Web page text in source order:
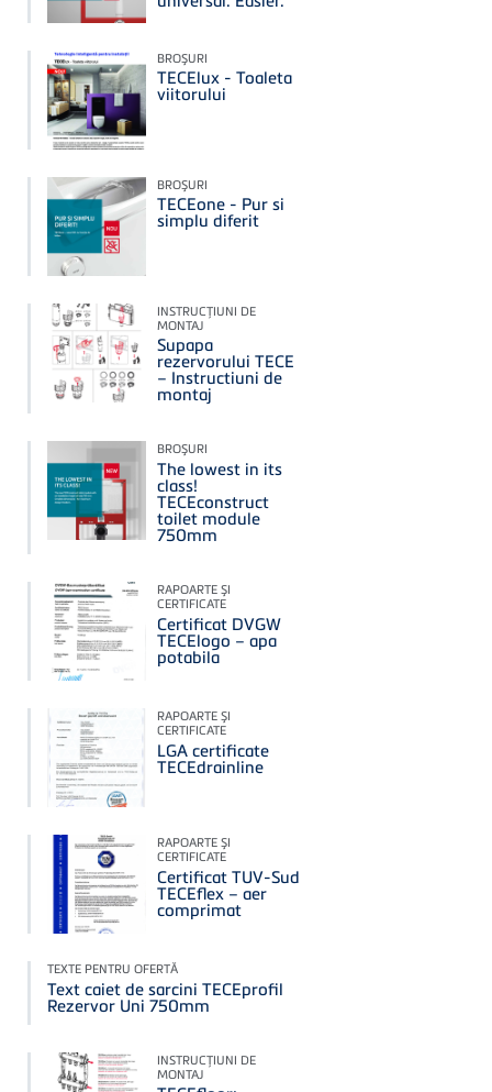
BROŞURI
TECElux - Toaleta
viitorului
BROŞURI
TECEone - Pur si
simplu diferit
INSTRUCŢIUNI DE
MONTAJ
Supapa
rezervorului TECE
– Instructiuni de
montaj
BROŞURI
The lowest in its
class!
TECEconstruct
toilet module
750mm
RAPOARTE ŞI
CERTIFICATE
Certificat DVGW
TECElogo – apa
potabila
RAPOARTE ŞI
CERTIFICATE
LGA certificate
TECEdrainline
RAPOARTE ŞI
CERTIFICATE
Certificat TUV-Sud
TECEflex – aer
comprimat
TEXTE PENTRU OFERTĂ
Text caiet de sarcini TECEprofil
Rezervor Uni 750mm
INSTRUCŢIUNI DE
MONTAJ